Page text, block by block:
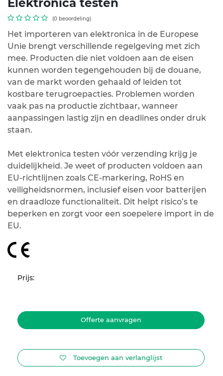
Elektronica testen
(0 beoordeling)
Het importeren van elektronica in de Europese
Unie brengt verschillende regelgeving met zich
mee. Producten die niet voldoen aan de eisen
kunnen worden tegengehouden bij de douane,
van de markt worden gehaald of leiden tot
kostbare terugroepacties. Problemen worden
vaak pas na productie zichtbaar, wanneer
aanpassingen lastig zijn en deadlines onder druk
staan.
Met elektronica testen vóór verzending krijg je
duidelijkheid. Je weet of producten voldoen aan
EU-richtlijnen zoals CE-markering, RoHS en
veiligheidsnormen, inclusief eisen voor batterijen
en draadloze functionaliteit. Dit helpt risico’s te
beperken en zorgt voor een soepelere import in de
EU.
Offerte aanvragen
Toevoegen aan verlanglijst
Prijs: